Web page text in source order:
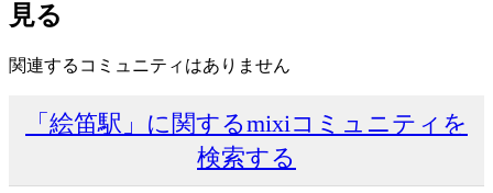
見る
関連するコミュニティはありません
「絵笛駅」に関するmixiコミュニティを
検索する